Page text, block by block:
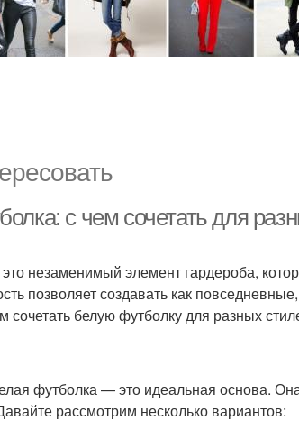
с чем сочетать для
незаменимый элемент гардероба,
позволяет создавать как
сочетать белую футболку для разных
футболка — это идеальная основа.
рассмотрим несколько вариантов: